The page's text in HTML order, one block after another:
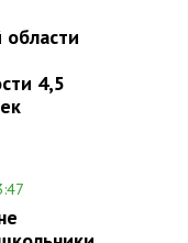
области
4,5